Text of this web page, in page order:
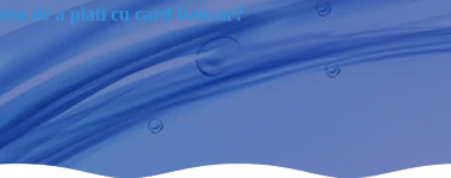
de a plati cu card bancar?